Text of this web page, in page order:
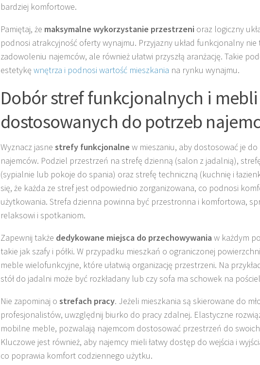
bardziej komfortowe.
Pamiętaj, że maksymalne wykorzystanie przestrzeni oraz logiczny
podnosi atrakcyjność oferty wynajmu. Przyjazny układ funkcjonalny
zadowoleniu najemców, ale również ułatwi przyszłą aranżację. Takie
estetykę wnętrza i podnosi wartość mieszkania na rynku wynajmu.
Dobór stref funkcjonalnych i mebli
dostosowanych do potrzeb
Wyznacz jasne strefy funkcjonalne w mieszaniu, aby dostosować je
najemców. Podziel przestrzeń na strefę dzienną (salon z jadalnią),
(sypialnie lub pokoje do spania) oraz strefę techniczną (kuchnię i
się, że każda ze stref jest odpowiednio zorganizowana, co podnosi
użytkowania. Strefa dzienna powinna być przestronna i komfortowa,
relaksowi i spotkaniom.
Zapewnij także dedykowane miejsca do przechowywania w każdym
takie jak szafy i półki. W przypadku mieszkań o ograniczonej
meble wielofunkcyjne, które ułatwią organizację przestrzeni. Na
stół do jadalni może być rozkładany lub czy sofa ma schowek na
Nie zapominaj o strefach pracy. Jeżeli mieszkania są skierowane do
profesjonalistów, uwzględnij biurko do pracy zdalnej. Elastyczne
mobilne meble, pozwalają najemcom dostosować przestrzeń do
Kluczowe jest również, aby najemcy mieli łatwy dostęp do wejścia i
co poprawia komfort codziennego użytku.